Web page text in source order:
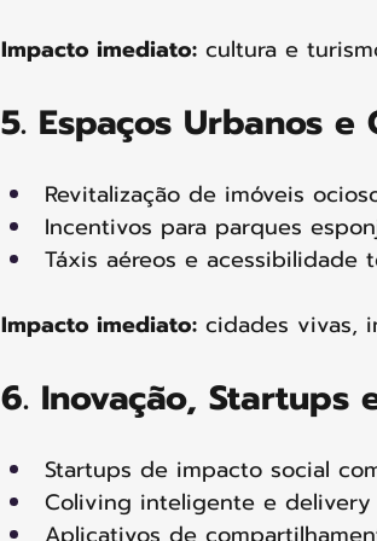
Impacto imediato: cultura e
5. Espaços Urbanos
Revitalização de imóveis
Incentivos para parques
Táxis aéreos e acessibilidade
Impacto imediato: cidades vivas,
6. Inovação, Startups
Startups de impacto social
Coliving inteligente e